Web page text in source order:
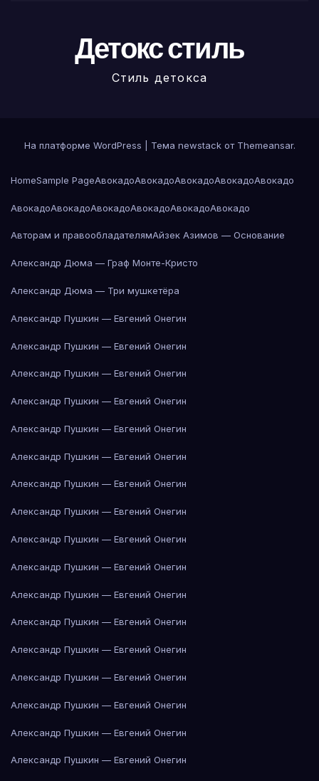
Детокс стиль
Стиль детокса
На платформе WordPress Тема newstack от Themeansar.
HomeSample PageАвокадоАвокадоАвокадоАвокадоАвокадо
АвокадоАвокадоАвокадоАвокадоАвокадоАвокадо
Авторам и правообладателямАйзек Азимов — Основание
Александр Дюма — Граф Монте-Кристо
Александр Дюма — Три мушкетёра
Александр Пушкин — Евгений Онегин
Александр Пушкин — Евгений Онегин
Александр Пушкин — Евгений Онегин
Александр Пушкин — Евгений Онегин
Александр Пушкин — Евгений Онегин
Александр Пушкин — Евгений Онегин
Александр Пушкин — Евгений Онегин
Александр Пушкин — Евгений Онегин
Александр Пушкин — Евгений Онегин
Александр Пушкин — Евгений Онегин
Александр Пушкин — Евгений Онегин
Александр Пушкин — Евгений Онегин
Александр Пушкин — Евгений Онегин
Александр Пушкин — Евгений Онегин
Александр Пушкин — Евгений Онегин
Александр Пушкин — Евгений Онегин
Александр Пушкин — Евгений Онегин